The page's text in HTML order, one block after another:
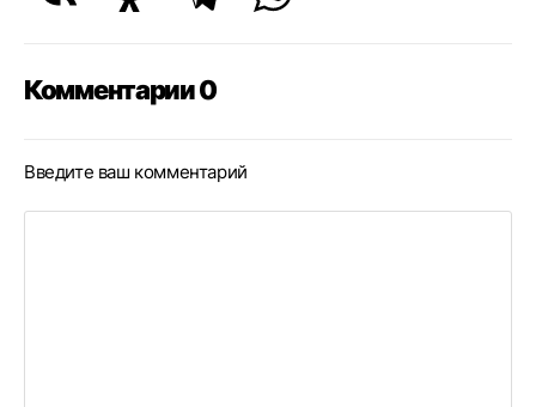
Комментарии 0
Введите ваш комментарий